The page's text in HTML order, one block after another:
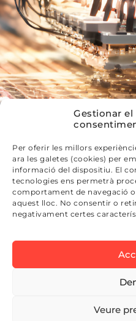
Gestionar el
Per oferir les millors
ara les galetes (cookies) per
informació del dispositiu. El
tecnologies ens permetrà
comportament de navegació
aquest lloc. No consentir o
negativament certes
Veure
Polígono Industrial
Constantí,
C/Bélgica, Parcela 2 Nave
E7AUTOMATION ©2024 |
|